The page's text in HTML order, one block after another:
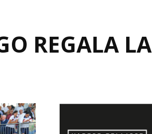
REGALA LA